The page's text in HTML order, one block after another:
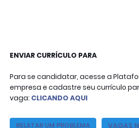
ENVIAR CURRÍCULO PARA
Para se candidatar, acesse a
empresa e cadastre seu currículo
vaga: CLICANDO AQUI
RELATAR UM PROBLEMA VAGAS